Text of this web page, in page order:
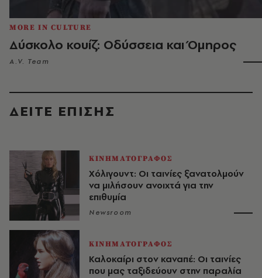
MORE IN CULTURE
Δύσκολο κουίζ: Οδύσσεια και Όμηρος
A.V. Team
ΔΕΙΤΕ ΕΠΙΣΗΣ
ΚΙΝΗΜΑΤΟΓΡΑΦΟΣ
Χόλιγουντ: Οι ταινίες ξανατολμούν
να μιλήσουν ανοιχτά για την
επιθυμία
Newsroom
ΚΙΝΗΜΑΤΟΓΡΑΦΟΣ
Καλοκαίρι στον καναπέ: Οι ταινίες
που μας ταξιδεύουν στην παραλία